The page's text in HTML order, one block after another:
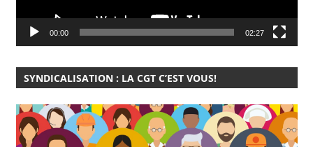
00:00 02:27
SYNDICALISATION : LA CGT C’EST VOUS!